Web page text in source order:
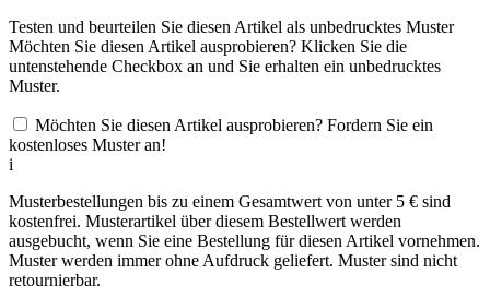
Testen und beurteilen Sie diesen Artikel als unbedrucktes Muster
Möchten Sie diesen Artikel ausprobieren? Klicken Sie die
untenstehende Checkbox an und Sie erhalten ein unbedrucktes
Muster.
Möchten Sie diesen Artikel ausprobieren? Fordern Sie ein
kostenloses Muster an!
i
Musterbestellungen bis zu einem Gesamtwert von unter 5 € sind
kostenfrei. Musterartikel über diesem Bestellwert werden
ausgebucht, wenn Sie eine Bestellung für diesen Artikel vornehmen.
Muster werden immer ohne Aufdruck geliefert. Muster sind nicht
retournierbar.